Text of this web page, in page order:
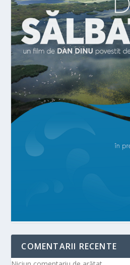
COMENTARII RECENTE